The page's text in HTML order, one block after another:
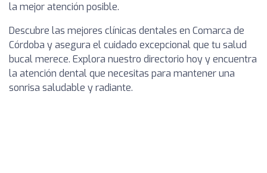
la mejor atención posible.
Descubre las mejores clínicas dentales en Comarca de
Córdoba y asegura el cuidado excepcional que tu salud
bucal merece. Explora nuestro directorio hoy y encuentra
la atención dental que necesitas para mantener una
sonrisa saludable y radiante.